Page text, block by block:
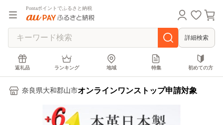
Pontaポイントでふるさと納税
詳細検索
返礼品 ランキング 地域 特集 初めての方
奈良県大和郡山市オンラインワンストップ申請対象